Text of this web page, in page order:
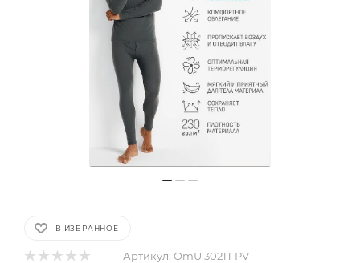
В ИЗБРАННОЕ
Артикул: OmU 3021T PV